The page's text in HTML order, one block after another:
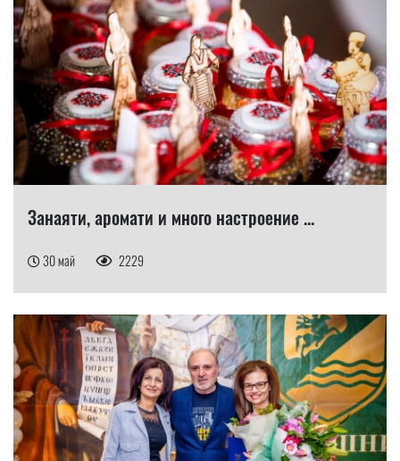
Занаяти, аромати и много настроение ...
30 май 2229